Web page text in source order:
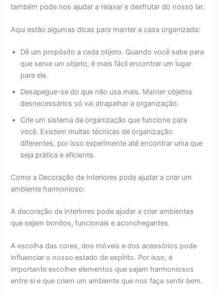
também pode nos ajudar a relaxar e desfrutar do nosso lar.
Aqui estão algumas dicas para manter a casa organizada:
Dê um propósito a cada objeto. Quando você sabe para
que serve um objeto, é mais fácil encontrar um lugar
para ele.
Desapegue-se do que não usa mais. Manter objetos
desnecessários só vai atrapalhar a organização.
Crie um sistema de organização que funcione para
você. Existem muitas técnicas de organização
diferentes, por isso experimente até encontrar uma que
seja prática e eficiente.
Como a Decoração de Interiores pode ajudar a criar um
ambiente harmonioso:
A decoração de interiores pode ajudar a criar ambientes
que sejam bonitos, funcionais e aconchegantes.
A escolha das cores, dos móveis e dos acessórios pode
influenciar o nosso estado de espírito. Por isso, é
importante escolher elementos que sejam harmoniosos
entre si e que criem um ambiente que nos faça sentir bem.